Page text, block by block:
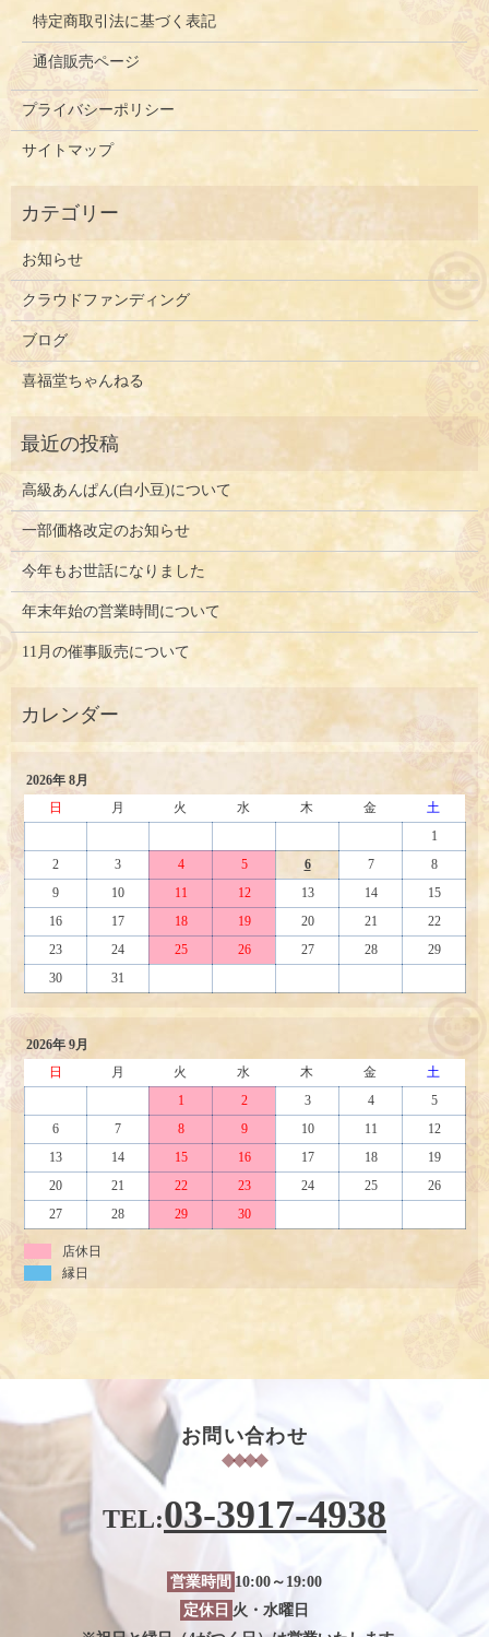
特定商取引法に基づく表記
通信販売ページ
プライバシーポリシー
サイトマップ
お知らせ
クラウドファンディング
ブログ
喜福堂ちゃんねる
高級あんぱん(白小豆)について
一部価格改定のお知らせ
今年もお世話になりました
年末年始の営業時間について
11月の催事販売について
2026年 8月
日
月 火 水 木 金
土
1
2
3 4 5 6 7
8
9
10 11 12 13 14
15
16
17 18 19 20 21
22
23
24 25 26 27 28
29
30
31
2026年 9月
日
月 火 水 木 金
土
1
2 3 4
5
6
7 8 9 10 11
12
13
14 15 16 17 18
19
20
21 22 23 24 25
26
27
28 29 30
店休日
縁日
お問い合わせ
TEL:03-3917-4938
営業時間 10:00～19:00
定休日 火・水曜日